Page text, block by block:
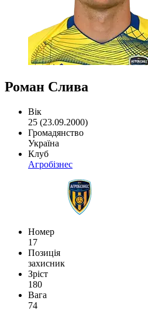
Роман Слива
Вік
25 (23.09.2000)
Громадянство
Україна
Клуб
Агробізнес
Номер
17
Позиція
захисник
Зріст
180
Вага
74